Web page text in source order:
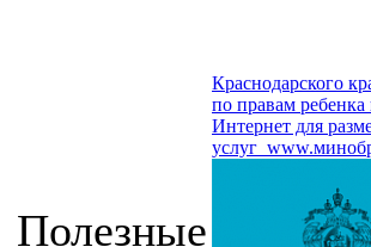
Полезные
Краснодарского
по правам
Интернет для
услуг